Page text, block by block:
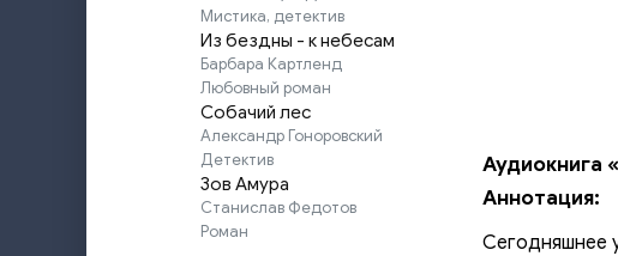
Мистика, детектив
Из бездны - к небесам
Барбара Картленд
Любовный роман
Собачий лес
Александр Гоноровский
Детектив
Зов Амура
Станислав Федотов
Роман
Аудиокнига
Аннотация:
Сегодняшнее